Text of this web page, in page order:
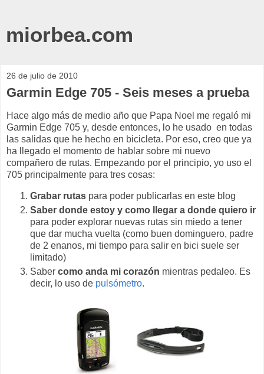
miorbea.com
26 de julio de 2010
Garmin Edge 705 - Seis meses a prueba
Hace algo más de medio año que Papa Noel me regaló mi
Garmin Edge 705 y, desde entonces, lo he usado en todas
las salidas que he hecho en bicicleta. Por eso, creo que ya
ha llegado el momento de hablar sobre mi nuevo
compañero de rutas. Empezando por el principio, yo uso el
705 principalmente para tres cosas:
Grabar rutas para poder publicarlas en este blog
Saber donde estoy y como llegar a donde quiero ir
para poder explorar nuevas rutas sin miedo a tener
que dar mucha vuelta (como buen dominguero, padre
de 2 enanos, mi tiempo para salir en bici suele ser
limitado)
Saber como anda mi corazón mientras pedaleo. Es
decir, lo uso de pulsómetro.